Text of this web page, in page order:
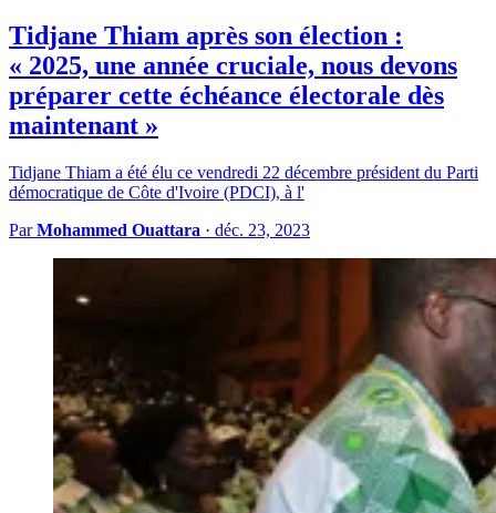
Tidjane Thiam après son élection :
« 2025, une année cruciale, nous devons
préparer cette échéance électorale dès
maintenant »
Tidjane Thiam a été élu ce vendredi 22 décembre président du Parti
démocratique de Côte d'Ivoire (PDCI), à l'
ParMohammed Ouattara · déc. 23, 2023